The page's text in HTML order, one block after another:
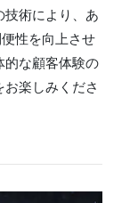
技術により、あ
性を向上させ
的な顧客体験の
楽しみくださ